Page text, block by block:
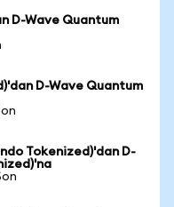
D-Wave Quantum
D-Wave Quantum
Tokenized)'dan D-